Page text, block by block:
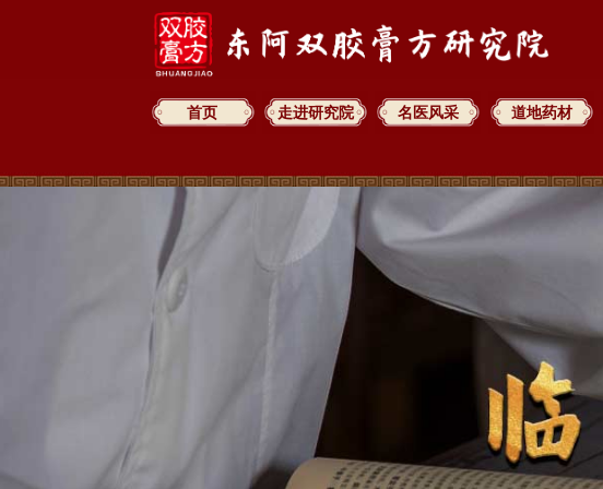
首页 走进研究院 名医风采 道地药材